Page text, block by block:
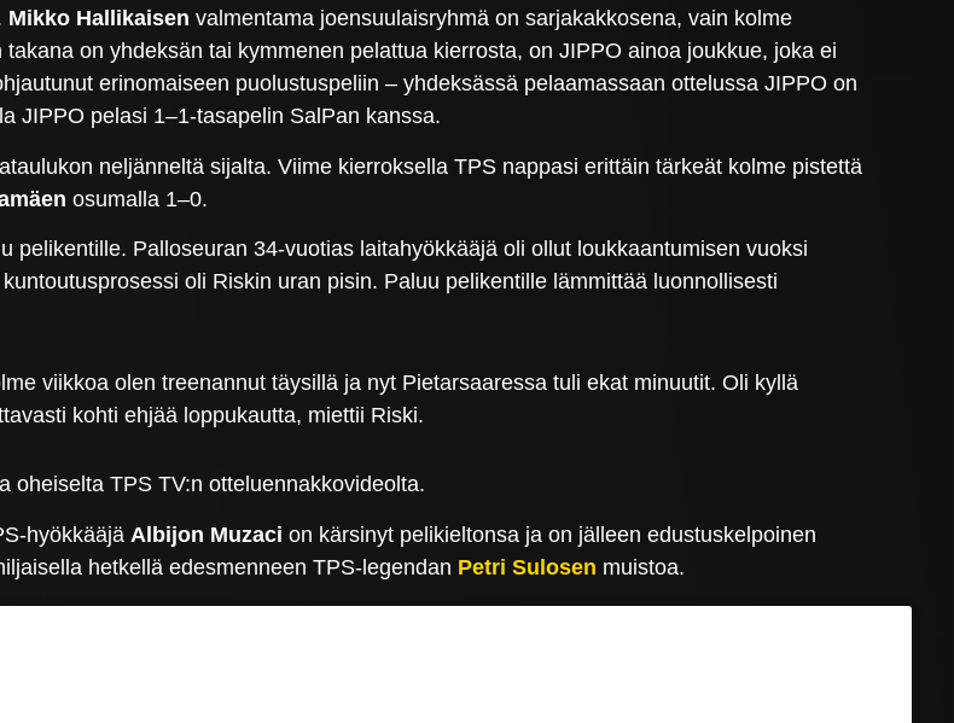
Mikko Hallikaisen valmentama joensuulaisryhmä on sarjakakkosena, vain kolme
on yhdeksän tai kymmenen pelattua kierrosta, on JIPPO ainoa joukkue, joka ei
erinomaiseen puolustuspeliin – yhdeksässä pelaamassaan ottelussa JIPPO on
JIPPO pelasi 1–1-tasapelin SalPan kanssa.
neljänneltä sijalta. Viime kierroksella TPS nappasi erittäin tärkeät kolme pistettä
osumalla 1–0.
pelikentille. Palloseuran 34-vuotias laitahyökkääjä oli ollut loukkaantumisen vuoksi
oli Riskin uran pisin. Paluu pelikentille lämmittää luonnollisesti
viikkoa olen treenannut täysillä ja nyt Pietarsaaressa tuli ekat minuutit. Oli kyllä
kohti ehjää loppukautta, miettii Riski.
oheiselta TPS TV:n otteluennakkovideolta.
hyökkääjä Albijon Muzaci on kärsinyt pelikieltonsa ja on jälleen edustuskelpoinen
hetkellä edesmenneen TPS-legendan Petri Sulosen muistoa.